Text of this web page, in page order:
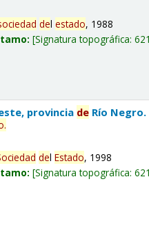
delestado, 1988
Signatura topográfica:
provincia de Río Negro.
.
delEstado, 1998
Signatura topográfica: